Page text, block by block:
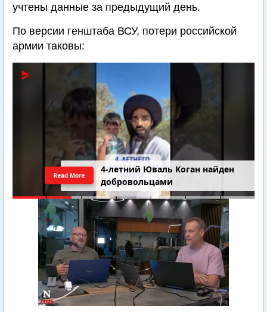
учтены данные за предыдущий день.
По версии генштаба ВСУ, потери российской
армии таковы:
4-летний Юваль Коган найден
добровольцами
Read More